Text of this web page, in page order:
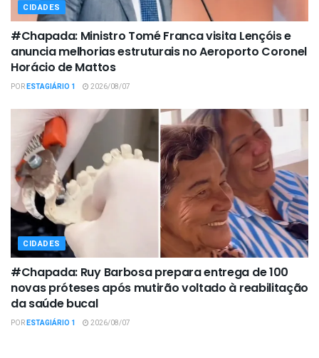
CIDADES
#Chapada: Ministro Tomé Franca visita Lençóis e
anuncia melhorias estruturais no Aeroporto Coronel
Horácio de Mattos
PORESTAGIÁRIO 1 2026/08/07
CIDADES
#Chapada: Ruy Barbosa prepara entrega de 100
novas próteses após mutirão voltado à reabilitação
da saúde bucal
PORESTAGIÁRIO 1 2026/08/07